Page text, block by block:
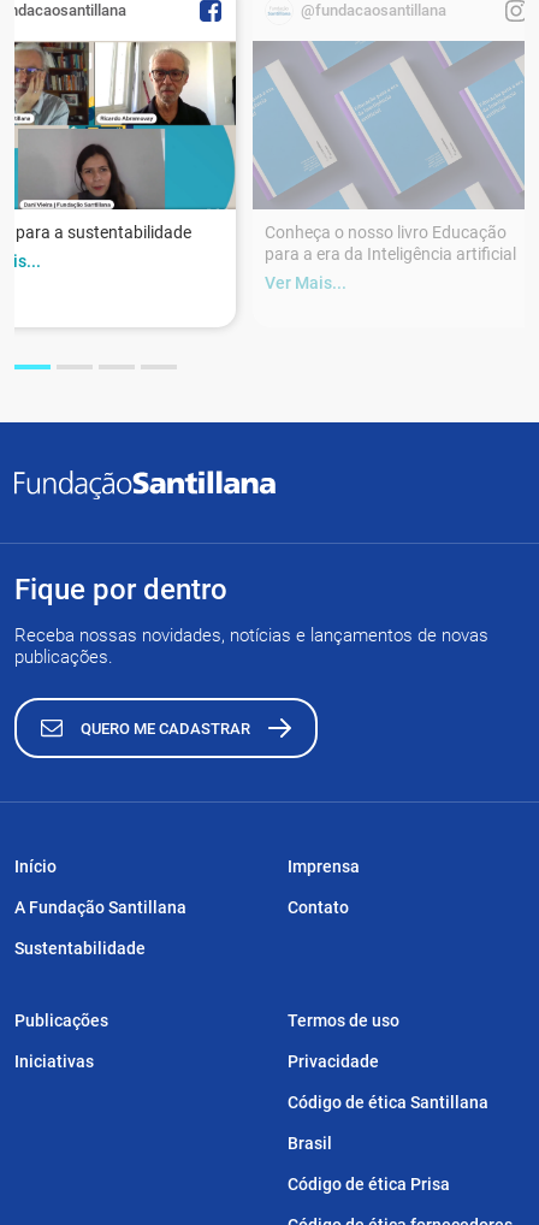
para a sustentabilidade
@fundacaosantillana
Conheça o nosso livro Educação
para a era da Inteligência artificial
Ver Mais...
Fique por dentro
Receba nossas novidades, notícias e lançamentos de novas
publicações.
QUERO ME CADASTRAR
Início
A Fundação Santillana
Sustentabilidade
Publicações
Iniciativas
Imprensa
Contato
Termos de uso
Privacidade
Código de ética Santillana
Brasil
Código de ética Prisa